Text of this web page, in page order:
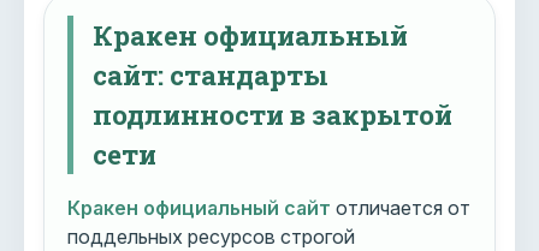
Кракен официальный
сайт: стандарты
подлинности в закрытой
сети
Кракен официальный сайт отличается от
поддельных ресурсов строгой